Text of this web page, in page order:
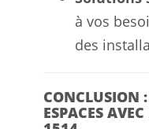
à vos
des
CONCLUSION
ESPACES